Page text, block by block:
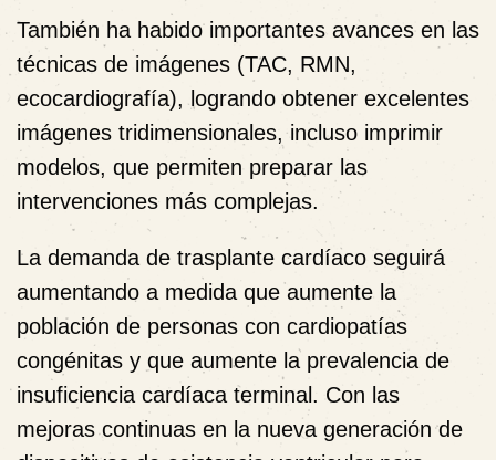
También ha habido importantes avances en las
técnicas de imágenes (TAC, RMN,
ecocardiografía), logrando obtener excelentes
imágenes tridimensionales, incluso imprimir
modelos, que permiten preparar las
intervenciones más complejas.
La demanda de trasplante cardíaco seguirá
aumentando a medida que aumente la
población de personas con cardiopatías
congénitas y que aumente la prevalencia de
insuficiencia cardíaca terminal. Con las
mejoras continuas en la nueva generación de